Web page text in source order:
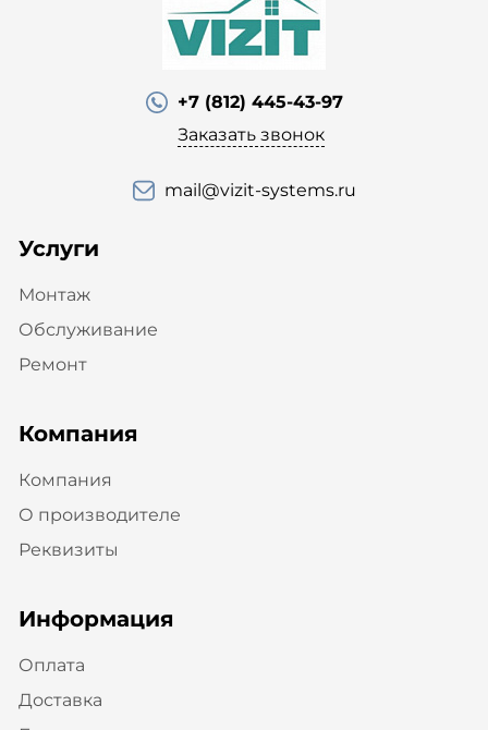
+7 (812) 445-43-97
Заказать звонок
mail@vizit-systems.ru
Услуги
Монтаж
Обслуживание
Ремонт
Компания
Компания
О производителе
Реквизиты
Информация
Оплата
Доставка